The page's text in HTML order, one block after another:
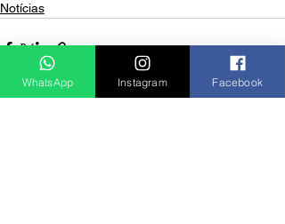
Notícias
WhatsApp Instagram Facebook